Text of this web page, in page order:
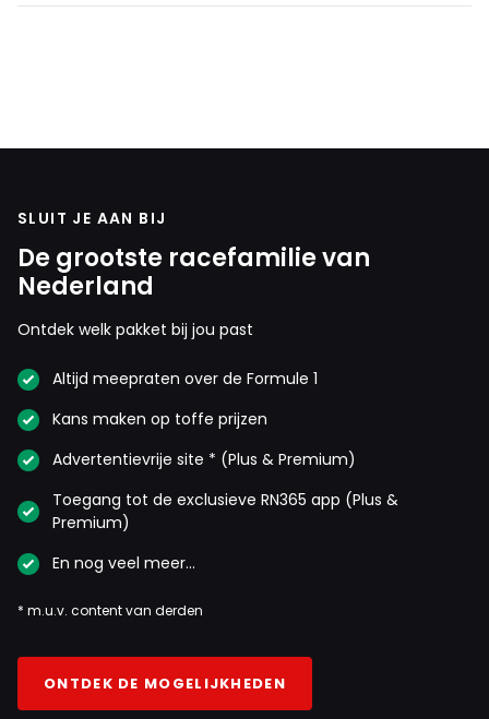
SLUIT JE AAN BIJ
De grootste racefamilie van
Nederland
Ontdek welk pakket bij jou past
Altijd meepraten over de Formule 1
Kans maken op toffe prijzen
Advertentievrije site * (Plus & Premium)
Toegang tot de exclusieve RN365 app (Plus &
Premium)
En nog veel meer…
* m.u.v. content van derden
ONTDEK DE MOGELIJKHEDEN